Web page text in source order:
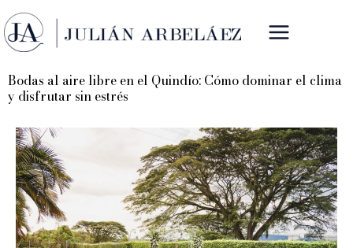
al
contenido
Bodas al aire libre en el Quindío: Cómo dominar el clima
y disfrutar sin estrés